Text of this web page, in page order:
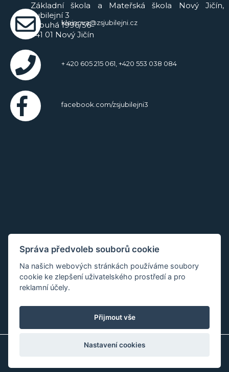
Základní škola a Mateřská škola Nový Jičín,
Jubilejní 3
Dlouhá 1996/56
741 01 Nový Jičín
kleinova@zsjubilejni.cz
+ 420 605 215 061, +420 553 038 084
facebook.com/zsjubilejni3
Správa předvoleb souborů cookie
Na našich webových stránkách používáme soubory
cookie ke zlepšení uživatelského prostředí a pro
reklamní účely.
Přijmout vše
Nastavení cookies